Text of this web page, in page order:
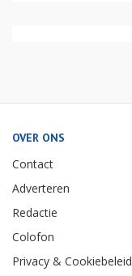
OVER ONS
Contact
Adverteren
Redactie
Colofon
Privacy & Cookiebeleid